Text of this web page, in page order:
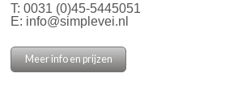
T:0031 (0)45-5445051
E: info@simplevei.nl
Meer info en prijzen